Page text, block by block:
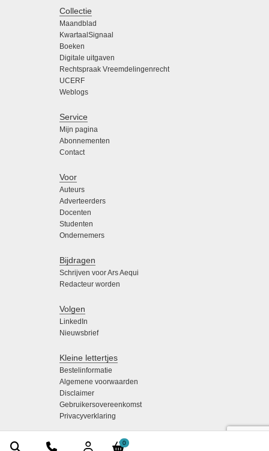
0
Collectie
Maandblad
KwartaalSignaal
Boeken
Digitale uitgaven
Rechtspraak Vreemdelingenrecht
UCERF
Weblogs
Service
Mijn pagina
Abonnementen
Contact
Voor
Auteurs
Adverteerders
Docenten
Studenten
Ondernemers
Bijdragen
Schrijven voor Ars Aequi
Redacteur worden
Volgen
LinkedIn
Nieuwsbrief
Kleine lettertjes
Bestelinformatie
Algemene voorwaarden
Disclaimer
Gebruikersovereenkomst
Privacyverklaring